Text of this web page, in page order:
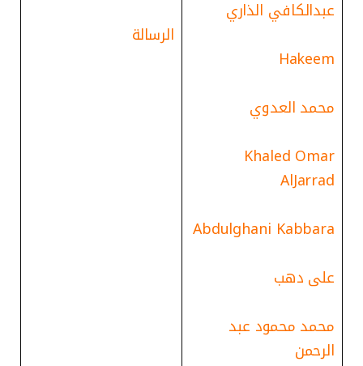
عبدالكافي الذاري
Hakeem
محمد العدوي
Khaled Omar
AlJarrad
Abdulghani Kabbara
على دهب
محمد محمود عبد
الرحمن
الرسالة